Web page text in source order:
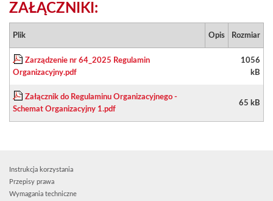
ZAŁĄCZNIKI:
Plik Opis Rozmiar
Zarządzenie nr 64_2025 Regulamin
Organizacyjny.pdf
1056
kB
Załącznik do Regulaminu Organizacyjnego -
Schemat Organizacyjny 1.pdf
65 kB
Instrukcja korzystania
Przepisy prawa
Wymagania techniczne